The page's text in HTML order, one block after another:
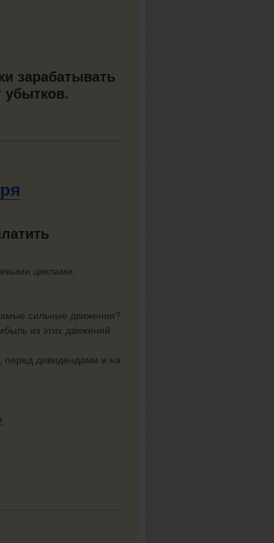
зарабатывать
убытков.
циклами,
сильные движения?
из этих движений
перед дивидендами и на